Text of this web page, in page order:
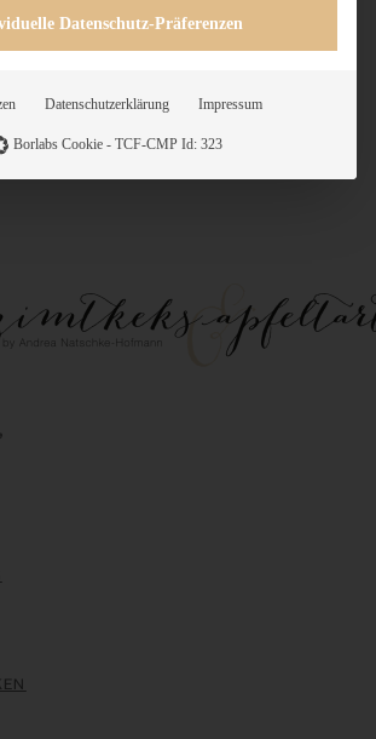
Datenschutz-Präferenzen
Datenschutzerklärung Impressum
Borlabs Cookie - TCF-CMP Id: 323